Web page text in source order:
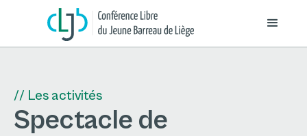
// Les activités
Spectacle de